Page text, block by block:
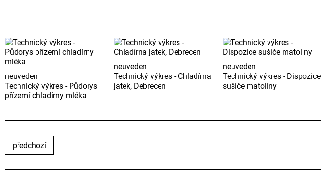
neuveden
Technický výkres - Půdorys
přízemí chladírny mléka
neuveden
Technický výkres - Chladírna
jatek, Debrecen
neuveden
Technický výkres - Dispozice
sušiče matoliny
předchozí